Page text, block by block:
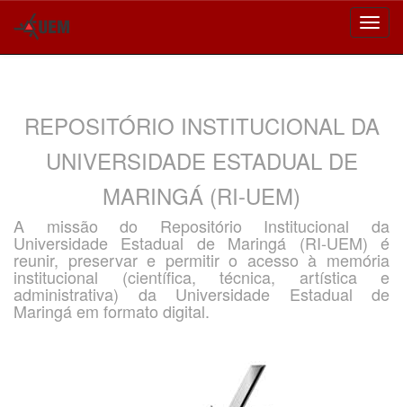
REPOSITÓRIO INSTITUCIONAL DA
UNIVERSIDADE ESTADUAL DE
MARINGÁ (RI-UEM)
A missão do Repositório Institucional da
Universidade Estadual de Maringá (RI-UEM) é
reunir, preservar e permitir o acesso à memória
institucional (científica, técnica, artística e
administrativa) da Universidade Estadual de
Maringá em formato digital.